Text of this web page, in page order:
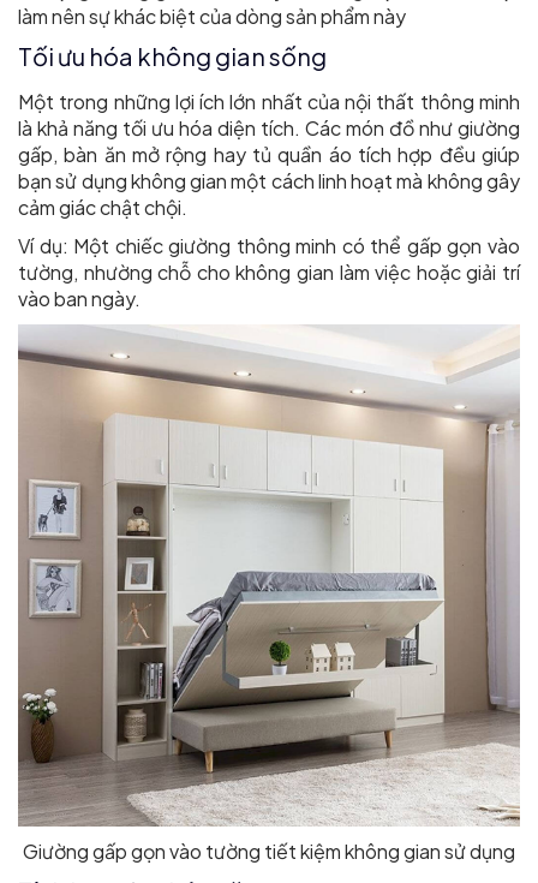
làm nên sự khác biệt của dòng sản phẩm này
Tối ưu hóa không gian sống
Một trong những lợi ích lớn nhất của nội thất thông minh
là khả năng tối ưu hóa diện tích. Các món đồ như giường
gấp, bàn ăn mở rộng hay tủ quần áo tích hợp đều giúp
bạn sử dụng không gian một cách linh hoạt mà không gây
cảm giác chật chội.
Ví dụ: Một chiếc giường thông minh có thể gấp gọn vào
tường, nhường chỗ cho không gian làm việc hoặc giải trí
vào ban ngày.
Giường gấp gọn vào tường tiết kiệm không gian sử dụng